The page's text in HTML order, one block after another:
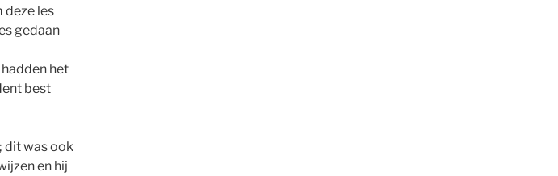
deze les
gedaan
het
best
dit was ook
en hij